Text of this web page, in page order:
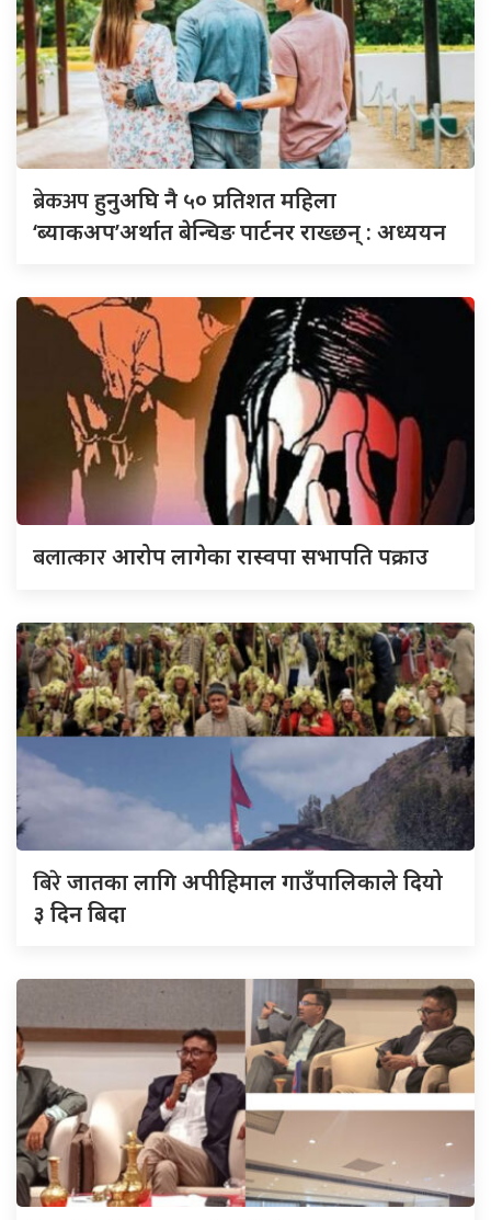
ब्रेकअपहुनुअघि नै ५० प्रतिशत महिला
‘ब्याकअप’अर्थात बेन्चिङ पार्टनर राख्छन् : अध्ययन
बलात्कारआरोप लागेका रास्वपा सभापति पक्राउ
बिरेजातका लागि अपीहिमाल गाउँपालिकाले दियो
३ दिन बिदा